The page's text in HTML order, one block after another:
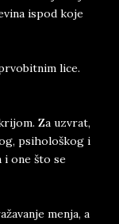
ispod koje
lice.
Za uzvrat,
psihološkog i
i one što se
menja, a